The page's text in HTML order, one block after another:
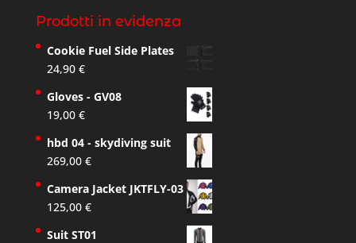
Prodotti in evidenza
Cookie Fuel Side Plates
24,90 €
Gloves - GV08
19,00 €
hbd 04 - skydiving suit
269,00 €
Camera Jacket JKTFLY-03
125,00 €
Suit ST01